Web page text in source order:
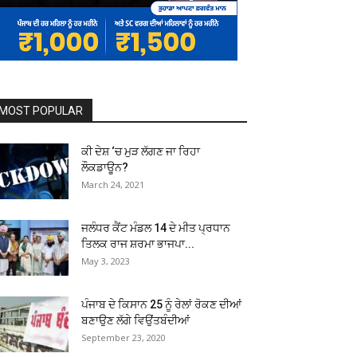
POPULAR
ਕੀ ਦੇਸ਼ ‘ਚ ਮੁੜ ਲੱਗਣ ਜਾ ਰਿਹਾ
ਲੌਕਡਾਊਨ?
March 24, 2021
ਜਲੰਧਰ ਕੈਂਟ ਮੰਡਲ 14 ਦੇ ਮੀਤ ਪ੍ਰਧਾਨ
ਤਿਲਕ ਰਾਜ ਸ਼ਰਮਾ ਭਾਜਪਾ...
May 3, 2023
ਪੰਜਾਬ ਦੇ ਕਿਸਾਨ 25 ਨੂੰ ਰੇਲਾਂ ਰੋਕਣ ਦੀਆਂ
ਬਣਾਉਣ ਲੱਗੇ ਵਿਉਂਤਬੰਦੀਆਂ
September 23, 2020